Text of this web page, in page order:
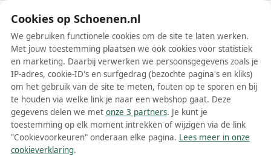
Schoenen.nl
Wis filters Alle filters
Grijze Mizuno damesschoenen
Meer lezen
Cookies op Schoenen.nl
We gebruiken functionele cookies om de site te laten werken.
Met jouw toestemming plaatsen we ook cookies voor statistiek
en marketing. Daarbij verwerken we persoonsgegevens zoals je
IP-adres, cookie-ID's en surfgedrag (bezochte pagina's en kliks)
om het gebruik van de site te meten, fouten op te sporen en bij
te houden via welke link je naar een webshop gaat. Deze
gegevens delen we met onze 3 partners. Je kunt je
toestemming op elk moment intrekken of wijzigen via de link
"Cookievoorkeuren" onderaan elke pagina. Lees meer in onze
cookieverklaring.